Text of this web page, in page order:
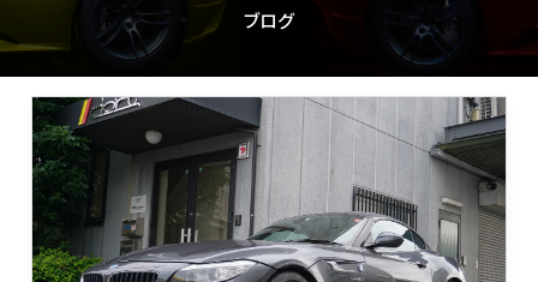
ブログ